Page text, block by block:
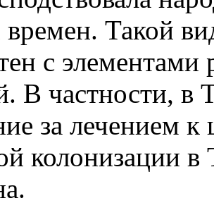
Такой
с
В частности, в
за лечением
колонизации